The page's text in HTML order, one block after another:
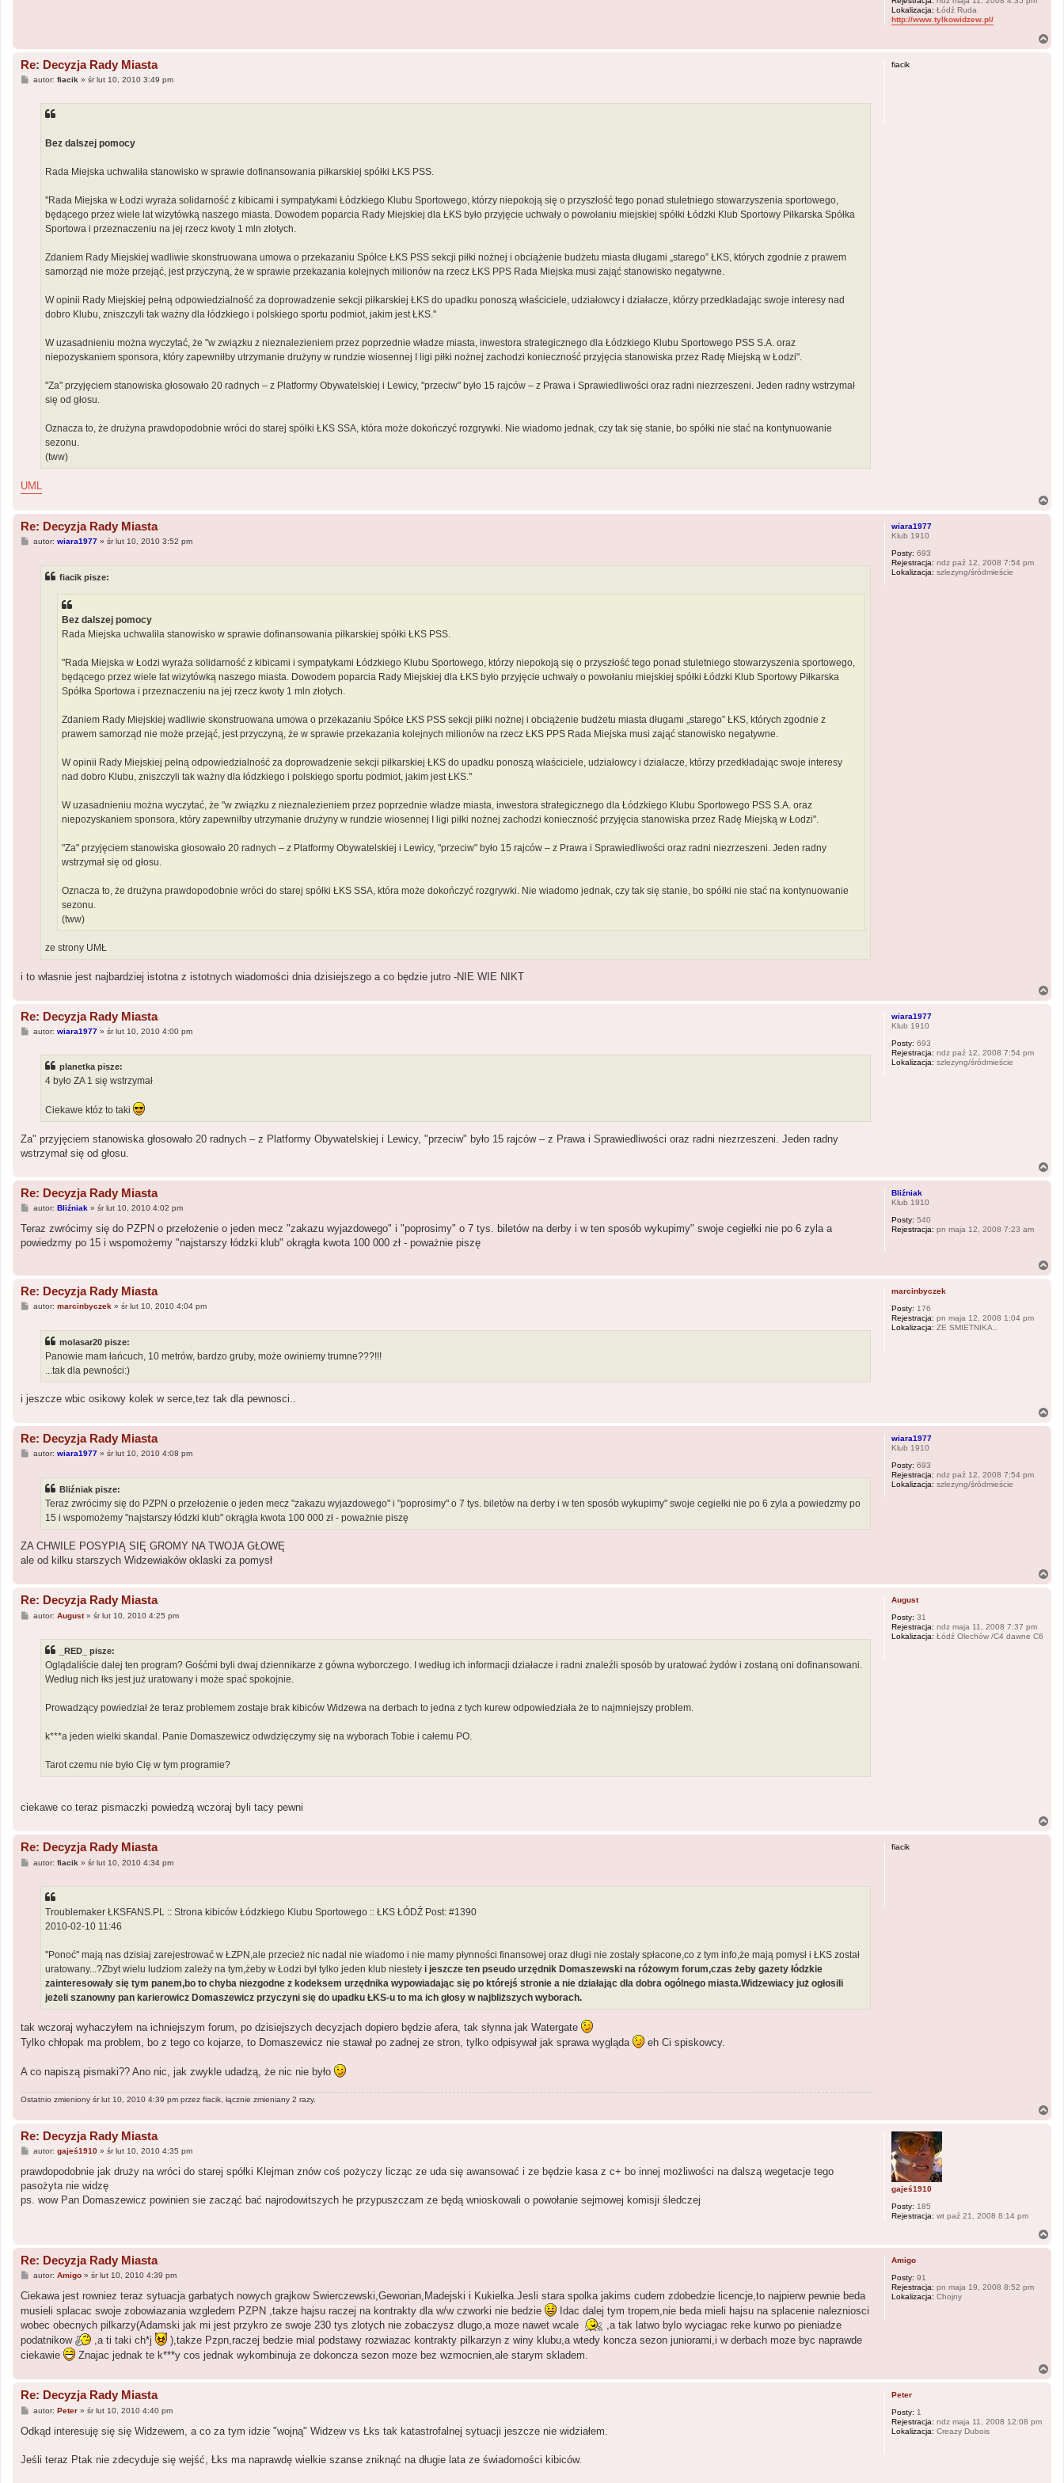
Lokalizacja: Łódź Ruda
http://www.tylkowidzew.pl/
fiacik
Re: Decyzja Rady Miasta
Pautor: fiacik » śr lut 10, 2010 3:49 pm
Bez dalszej pomocy
Rada Miejska uchwaliła stanowisko w sprawie dofinansowania piłkarskiej spółki ŁKS PSS.
"Rada Miejska w Łodzi wyraża solidarność z kibicami i sympatykami Łódzkiego Klubu Sportowego, którzy niepokoją się o przyszłość tego ponad stuletniego stowarzyszenia sportowego,
będącego przez wiele lat wizytówką naszego miasta. Dowodem poparcia Rady Miejskiej dla ŁKS było przyjęcie uchwały o powołaniu miejskiej spółki Łódzki Klub Sportowy Piłkarska Spółka
Sportowa i przeznaczeniu na jej rzecz kwoty 1 mln złotych.
Zdaniem Rady Miejskiej wadliwie skonstruowana umowa o przekazaniu Spółce ŁKS PSS sekcji piłki nożnej i obciążenie budżetu miasta długami „starego” ŁKS, których zgodnie z prawem
samorząd nie może przejąć, jest przyczyną, że w sprawie przekazania kolejnych milionów na rzecz ŁKS PPS Rada Miejska musi zająć stanowisko negatywne.
W opinii Rady Miejskiej pełną odpowiedzialność za doprowadzenie sekcji piłkarskiej ŁKS do upadku ponoszą właściciele, udziałowcy i działacze, którzy przedkładając swoje interesy nad
dobro Klubu, zniszczyli tak ważny dla łódzkiego i polskiego sportu podmiot, jakim jest ŁKS."
W uzasadnieniu można wyczytać, że "w związku z nieznalezieniem przez poprzednie władze miasta, inwestora strategicznego dla Łódzkiego Klubu Sportowego PSS S.A. oraz
niepozyskaniem sponsora, który zapewniłby utrzymanie drużyny w rundzie wiosennej I ligi piłki nożnej zachodzi konieczność przyjęcia stanowiska przez Radę Miejską w Łodzi".
"Za" przyjęciem stanowiska głosowało 20 radnych – z Platformy Obywatelskiej i Lewicy, "przeciw" było 15 rajców – z Prawa i Sprawiedliwości oraz radni niezrzeszeni. Jeden radny wstrzymał
się od głosu.
Oznacza to, że drużyna prawdopodobnie wróci do starej spółki ŁKS SSA, która może dokończyć rozgrywki. Nie wiadomo jednak, czy tak się stanie, bo spółki nie stać na kontynuowanie
sezonu.
(tww)
UML
wiara1977
Klub 1910
Posty: 693
Rejestracja: ndz paź 12, 2008 7:54 pm
Lokalizacja: szlezyng/śródmieście
Re: Decyzja Rady Miasta
Pautor: wiara1977» śr lut 10, 2010 3:52 pm
fiacik pisze:
Bez dalszej pomocy
Rada Miejska uchwaliła stanowisko w sprawie dofinansowania piłkarskiej spółki ŁKS PSS.
"Rada Miejska w Łodzi wyraża solidarność z kibicami i sympatykami Łódzkiego Klubu Sportowego, którzy niepokoją się o przyszłość tego ponad stuletniego stowarzyszenia sportowego,
będącego przez wiele lat wizytówką naszego miasta. Dowodem poparcia Rady Miejskiej dla ŁKS było przyjęcie uchwały o powołaniu miejskiej spółki Łódzki Klub Sportowy Piłkarska
Spółka Sportowa i przeznaczeniu na jej rzecz kwoty 1 mln złotych.
Zdaniem Rady Miejskiej wadliwie skonstruowana umowa o przekazaniu Spółce ŁKS PSS sekcji piłki nożnej i obciążenie budżetu miasta długami „starego” ŁKS, których zgodnie z
prawem samorząd nie może przejąć, jest przyczyną, że w sprawie przekazania kolejnych milionów na rzecz ŁKS PPS Rada Miejska musi zająć stanowisko negatywne.
W opinii Rady Miejskiej pełną odpowiedzialność za doprowadzenie sekcji piłkarskiej ŁKS do upadku ponoszą właściciele, udziałowcy i działacze, którzy przedkładając swoje interesy
nad dobro Klubu, zniszczyli tak ważny dla łódzkiego i polskiego sportu podmiot, jakim jest ŁKS."
W uzasadnieniu można wyczytać, że "w związku z nieznalezieniem przez poprzednie władze miasta, inwestora strategicznego dla Łódzkiego Klubu Sportowego PSS S.A. oraz
niepozyskaniem sponsora, który zapewniłby utrzymanie drużyny w rundzie wiosennej I ligi piłki nożnej zachodzi konieczność przyjęcia stanowiska przez Radę Miejską w Łodzi".
"Za" przyjęciem stanowiska głosowało 20 radnych – z Platformy Obywatelskiej i Lewicy, "przeciw" było 15 rajców – z Prawa i Sprawiedliwości oraz radni niezrzeszeni. Jeden radny
wstrzymał się od głosu.
Oznacza to, że drużyna prawdopodobnie wróci do starej spółki ŁKS SSA, która może dokończyć rozgrywki. Nie wiadomo jednak, czy tak się stanie, bo spółki nie stać na kontynuowanie
sezonu.
(tww)
ze strony UMŁ
i to własnie jest najbardziej istotna z istotnych wiadomości dnia dzisiejszego a co będzie jutro -NIE WIE NIKT
wiara1977
Klub 1910
Posty: 693
Rejestracja: ndz paź 12, 2008 7:54 pm
Lokalizacja: szlezyng/śródmieście
Re: Decyzja Rady Miasta
Pautor: wiara1977» śr lut 10, 2010 4:00 pm
planetka pisze:
4 było ZA 1 się wstrzymał
Ciekawe któz to taki
Za" przyjęciem stanowiska głosowało 20 radnych – z Platformy Obywatelskiej i Lewicy, "przeciw" było 15 rajców – z Prawa i Sprawiedliwości oraz radni niezrzeszeni. Jeden radny
wstrzymał się od głosu.
Bliźniak
Klub 1910
Posty: 540
Rejestracja: pn maja 12, 2008 7:23 am
Re: Decyzja Rady Miasta
P
s
autor: Bliźniak» śr lut 10, 2010 4:02 pm
Teraz zwrócimy się do PZPN o przełożenie o jeden mecz "zakazu wyjazdowego" i "poprosimy" o 7 tys. biletów na derby i w ten sposób wykupimy" swoje cegiełki nie po 6 zyla a
powiedzmy po 15 i wspomożemy "najstarszy łódzki klub" okrągła kwota 100 000 zł - poważnie piszę
marcinbyczek
Posty: 176
Rejestracja: pn maja 12, 2008 1:04 pm
Lokalizacja: ZE SMIETNIKA..
Re: Decyzja Rady Miasta
Pautor: marcinbyczek» śr lut 10, 2010 4:04 pm
molasar20 pisze:
Panowie mam łańcuch, 10 metrów, bardzo gruby, może owiniemy trumne???!!!
...tak dla pewności:)
i jeszcze wbic osikowy kolek w serce,tez tak dla pewnosci..
wiara1977
Klub 1910
Posty: 693
Rejestracja: ndz paź 12, 2008 7:54 pm
Lokalizacja: szlezyng/śródmieście
Re: Decyzja Rady Miasta
Pautor: wiara1977» śr lut 10, 2010 4:08 pm
Bliźniak pisze:
Teraz zwrócimy się do PZPN o przełożenie o jeden mecz "zakazu wyjazdowego" i "poprosimy" o 7 tys. biletów na derby i w ten sposób wykupimy" swoje cegiełki nie po 6 zyla a powiedzmy po
15 i wspomożemy "najstarszy łódzki klub" okrągła kwota 100 000 zł - poważnie piszę
ZA CHWILE POSYPIĄ SIĘ GROMY NA TWOJA GŁOWĘ
ale od kilku starszych Widzewiaków oklaski za pomysł
August
Posty: 31
Rejestracja: ndz maja 11, 2008 7:37 pm
Lokalizacja: Łódź Olechów /C4 dawne C6
Re: Decyzja Rady Miasta
Pautor: August» śr lut 10, 2010 4:25 pm
_RED_ pisze:
Oglądaliście dalej ten program? Gośćmi byli dwaj dziennikarze z gówna wyborczego. I według ich informacji działacze i radni znaleźli sposób by uratować żydów i zostaną oni dofinansowani.
Według nich łks jest już uratowany i może spać spokojnie.
Prowadzący powiedział że teraz problemem zostaje brak kibiców Widzewa na derbach to jedna z tych kurew odpowiedziała że to najmniejszy problem.
k***a jeden wielki skandal. Panie Domaszewicz odwdzięczymy się na wyborach Tobie i całemu PO.
Tarot czemu nie było Cię w tym programie?
ciekawe co teraz pismaczki powiedzą wczoraj byli tacy pewni
fiacik
Re: Decyzja Rady Miasta
Pautor: fiacik » śr lut 10, 2010 4:34 pm
Troublemaker ŁKSFANS.PL :: Strona kibiców Łódzkiego Klubu Sportowego :: ŁKS ŁÓDŹ Post: #1390
2010-02-10 11:46
''Ponoć'' mają nas dzisiaj zarejestrować w ŁZPN,ale przecież nic nadal nie wiadomo i nie mamy płynności finansowej oraz długi nie zostały spłacone,co z tym info,że mają pomysł i ŁKS został
uratowany...?Zbyt wielu ludziom zależy na tym,żeby w Łodzi był tylko jeden klub niestety i jeszcze ten pseudo urzędnik Domaszewski na różowym forum,czas żeby gazety łódzkie
zainteresowały się tym panem,bo to chyba niezgodne z kodeksem urzędnika wypowiadając się po którejś stronie a nie działając dla dobra ogólnego miasta.Widzewiacy już ogłosili
jeżeli szanowny pan karierowicz Domaszewicz przyczyni się do upadku ŁKS-u to ma ich głosy w najbliższych wyborach.
tak wczoraj wyhaczyłem na ichniejszym forum, po dzisiejszych decyzjach dopiero będzie afera, tak słynna jak Watergate
Tylko chłopak ma problem, bo z tego co kojarze, to Domaszewicz nie stawał po zadnej ze stron, tylko odpisywał jak sprawa wygląda
eh Ci spiskowcy.
A co napiszą pismaki?? Ano nic, jak zwykle udadzą, że nic nie było
Ostatnio zmieniony śr lut 10, 2010 4:39 pm przez fiacik , łącznie zmieniany 2 razy.
gajeś1910
Posty: 185
Rejestracja: wt paź 21, 2008 8:14 pm
Re: Decyzja Rady Miasta
P
s
autor: gajeś1910» śr lut 10, 2010 4:35 pm
prawdopodobnie jak druży na wróci do starej spółki Klejman znów coś pożyczy licząc ze uda się awansować i ze będzie kasa z c+ bo innej możliwości na dalszą wegetacje tego
pasożyta nie widzę
ps. wow Pan Domaszewicz powinien sie zacząć bać najrodowitszych he przypuszczam ze będą wnioskowali o powołanie sejmowej komisji śledczej
Amigo
Posty: 91
Rejestracja: pn maja 19, 2008 8:52 pm
Lokalizacja: Chojny
Re: Decyzja Rady Miasta
P
s
autor: Amigo» śr lut 10, 2010 4:39 pm
Ciekawa jest rowniez teraz sytuacja garbatych nowych grajkow Swierczewski,Geworian,Madejski i Kukielka.Jesli stara spolka jakims cudem zdobedzie licencje,to najpierw pewnie beda
musieli splacac swoje zobowiazania wzgledem PZPN ,takze hajsu raczej na kontrakty dla w/w czworki nie bedzie
Idac dalej tym tropem,nie beda mieli hajsu na splacenie nalezniosci
wobec obecnych pilkarzy(Adamski jak mi jest przykro ze swoje 230 tys zlotych nie zobaczysz dlugo,a moze nawet wcale
,a tak latwo bylo wyciagac reke kurwo po pieniadze
podatnikow
,a ti taki ch*j
),takze Pzpn,raczej bedzie mial podstawy rozwiazac kontrakty pilkarzyn z winy klubu,a wtedy koncza sezon juniorami,i w derbach moze byc naprawde
ciekawie
Znajac jednak te k***y cos jednak wykombinuja ze dokoncza sezon moze bez wzmocnien,ale starym skladem.
Peter
Posty: 1
Rejestracja: ndz maja 11, 2008 12:08 pm
Lokalizacja: Creazy Dubois
Re: Decyzja Rady Miasta
P
s
autor: Peter» śr lut 10, 2010 4:40 pm
Odkąd interesuję się się Widzewem, a co za tym idzie "wojną" Widzew vs Łks tak katastrofalnej sytuacji jeszcze nie widziałem.
Jeśli teraz Ptak nie zdecyduje się wejść, Łks ma naprawdę wielkie szanse zniknąć na długie lata ze świadomości kibiców.